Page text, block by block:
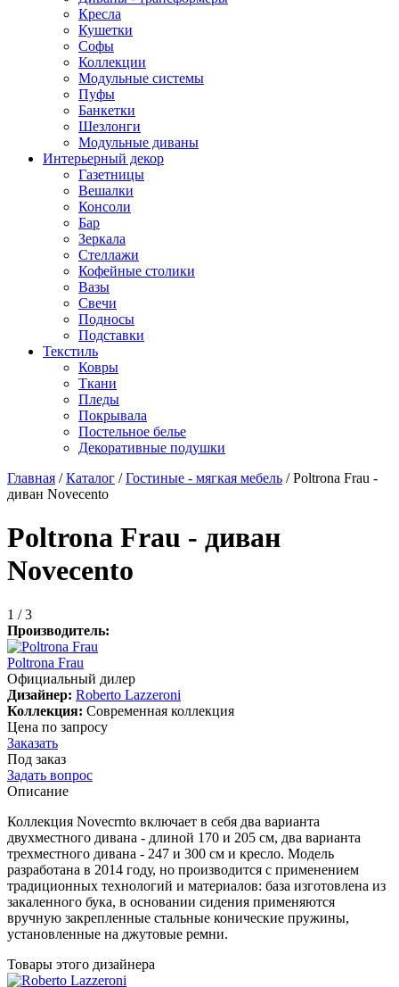
Кресла
Кушетки
Софы
Коллекции
Модульные системы
Пуфы
Банкетки
Шезлонги
Модульные диваны
Интерьерный декор
Газетницы
Вешалки
Консоли
Бар
Зеркала
Стеллажи
Кофейные столики
Вазы
Свечи
Подносы
Подставки
Текстиль
Ковры
Ткани
Пледы
Покрывала
Постельное белье
Декоративные подушки
Главная / Каталог / Гостиные - мягкая мебель / Poltrona Frau -
диван Novecento
Poltrona Frau - диван
Novecento
1 / 3
Производитель:
Poltrona Frau
Официальный дилер
Дизайнер: Roberto Lazzeroni
Коллекция: Современная коллекция
Цена по запросу
Заказать
Под заказ
Задать вопрос
Описание
Коллекция Novecrnto включает в себя два варианта
двухместного дивана - длиной 170 и 205 см, два варианта
трехместного дивана - 247 и 300 см и кресло. Модель
разработана в 2014 году, но производится с применением
традиционных технологий и материалов: база изготовлена из
закаленного бука, в основании сидения применяются
вручную закрепленные стальные конические пружины,
установленные на джутовые ремни.
Товары этого дизайнера